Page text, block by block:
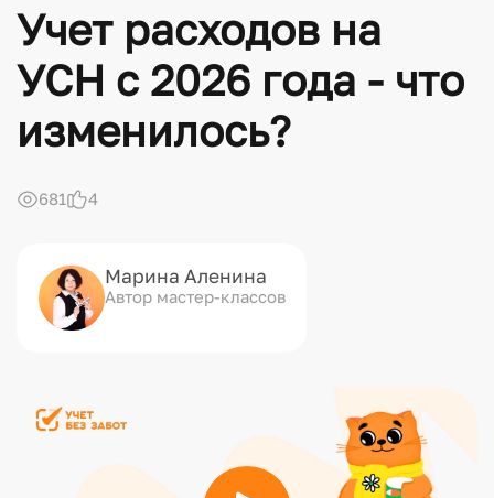
Учет расходов на
УСН с 2026 года - что
изменилось?
681 4
Марина Аленина
Автор мастер-классов